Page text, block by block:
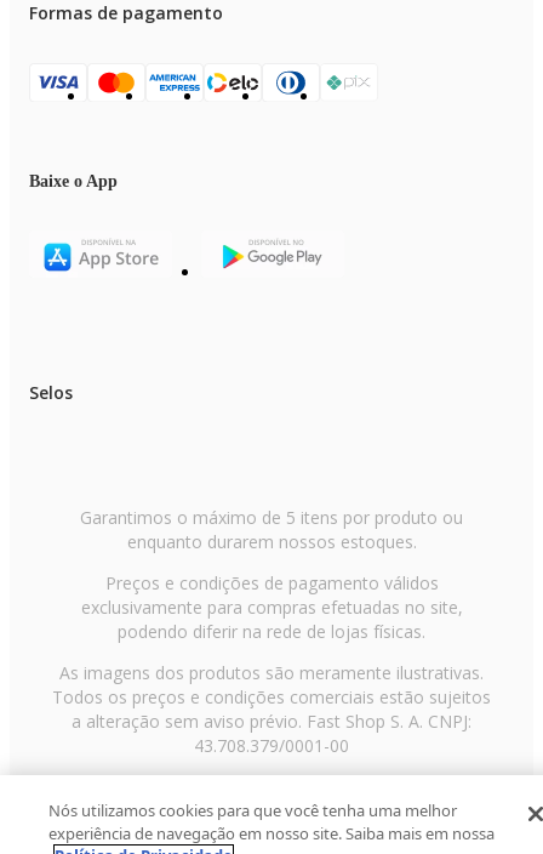
Formas de pagamento
Baixe o App
Selos
Garantimos o máximo de 5 itens por produto ou
enquanto durarem nossos estoques.
Preços e condições de pagamento válidos
exclusivamente para compras efetuadas no site,
podendo diferir na rede de lojas físicas.
As imagens dos produtos são meramente ilustrativas.
Todos os preços e condições comerciais estão sujeitos
a alteração sem aviso prévio. Fast Shop S. A. CNPJ:
43.708.379/0001-00
Paulo/SP, CEP 02029-001, Telefone: 11 3003-3728 ©
2013 Fast Shop - Todos os direitos reservadosRF
Nós utilizamos cookies para que você tenha uma melhor
experiência de navegação em nosso site. Saiba mais em nossa